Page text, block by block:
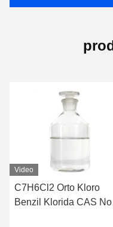
Video
C7H6Cl2 Orto Kloro
Benzil Klorida CAS No